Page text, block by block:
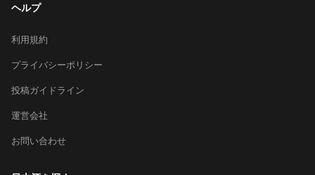
ヘルプ
利用規約
プライバシーポリシー
投稿ガイドライン
運営会社
お問い合わせ